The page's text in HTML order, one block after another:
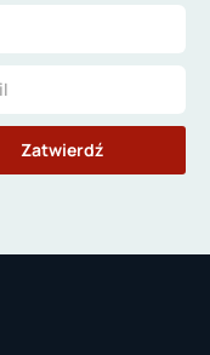
Zatwierdź